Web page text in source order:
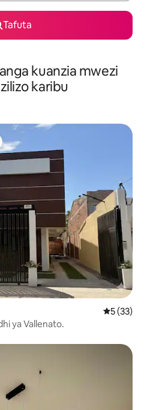
Tafuta
kuanzia mwezi
karibu
Ukadiriaji
5 (33)
ya Vallenato.